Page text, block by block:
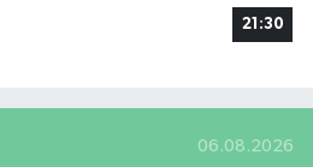
21:30
06.08.2026